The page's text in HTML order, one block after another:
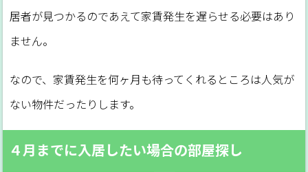
居者が見つかるのであえて家賃発生を遅らせる必要はあり
ません。
なので、家賃発生を何ヶ月も待ってくれるところは人気が
ない物件だったりします。
４月までに入居したい場合の部屋探し